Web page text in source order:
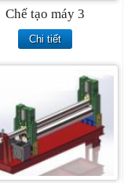
Chế tạo máy 3
Chi tiết